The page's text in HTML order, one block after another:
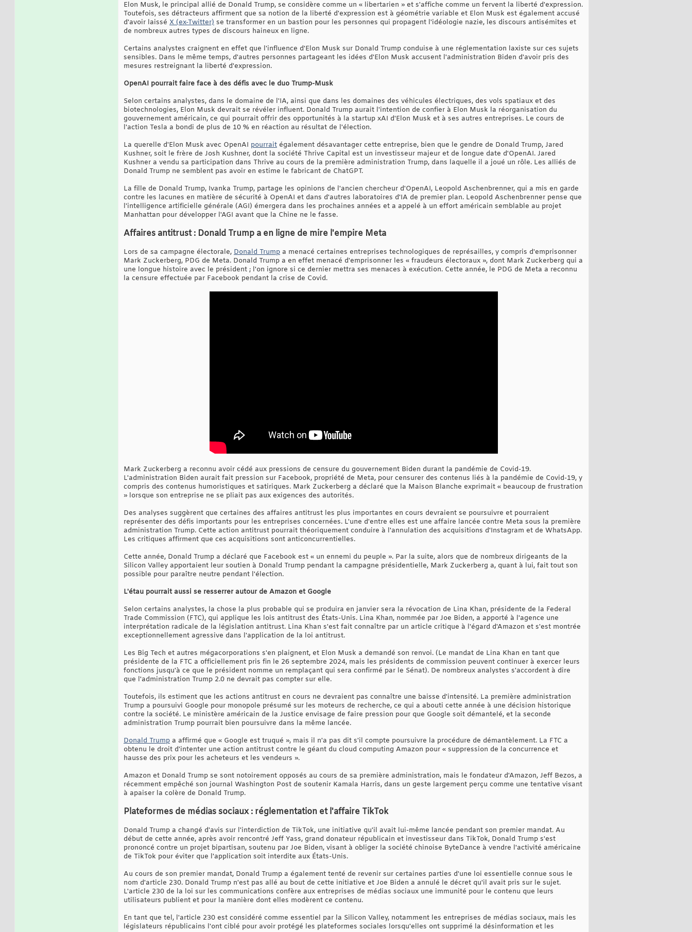
Elon Musk, le principal allié de Donald Trump, se considère comme un « libertarien » et s'affiche comme un fervent la liberté d'expression.
Toutefois, ses détracteurs affirment que sa notion de la liberté d'expression est à géométrie variable et Elon Musk est également accusé
d'avoir laissé X (ex-Twitter) se transformer en un bastion pour les personnes qui propagent l'idéologie nazie, les discours antisémites et
de nombreux autres types de discours haineux en ligne.
Certains analystes craignent en effet que l'influence d'Elon Musk sur Donald Trump conduise à une réglementation laxiste sur ces sujets
sensibles. Dans le même temps, d'autres personnes partageant les idées d'Elon Musk accusent l'administration Biden d'avoir pris des
mesures restreignant la liberté d'expression.
OpenAI pourrait faire face à des défis avec le duo Trump-Musk
Selon certains analystes, dans le domaine de l'IA, ainsi que dans les domaines des véhicules électriques, des vols spatiaux et des
biotechnologies, Elon Musk devrait se révéler influent. Donald Trump aurait l'intention de confier à Elon Musk la réorganisation du
gouvernement américain, ce qui pourrait offrir des opportunités à la startup xAI d'Elon Musk et à ses autres entreprises. Le cours de
l'action Tesla a bondi de plus de 10 % en réaction au résultat de l'élection.
La querelle d'Elon Musk avec OpenAI pourrait également désavantager cette entreprise, bien que le gendre de Donald Trump, Jared
Kushner, soit le frère de Josh Kushner, dont la société Thrive Capital est un investisseur majeur et de longue date d'OpenAI. Jared
Kushner a vendu sa participation dans Thrive au cours de la première administration Trump, dans laquelle il a joué un rôle. Les alliés de
Donald Trump ne semblent pas avoir en estime le fabricant de ChatGPT.
La fille de Donald Trump, Ivanka Trump, partage les opinions de l'ancien chercheur d'OpenAI, Leopold Aschenbrenner, qui a mis en garde
contre les lacunes en matière de sécurité à OpenAI et dans d'autres laboratoires d'IA de premier plan. Leopold Aschenbrenner pense que
l'intelligence artificielle générale (AGI) émergera dans les prochaines années et a appelé à un effort américain semblable au projet
Manhattan pour développer l'AGI avant que la Chine ne le fasse.
Affaires antitrust : Donald Trump a en ligne de mire l'empire Meta
Lors de sa campagne électorale, Donald Trump a menacé certaines entreprises technologiques de représailles, y compris d'emprisonner
Mark Zuckerberg, PDG de Meta. Donald Trump a en effet menacé d'emprisonner les « fraudeurs électoraux », dont Mark Zuckerberg qui a
une longue histoire avec le président ; l'on ignore si ce dernier mettra ses menaces à exécution. Cette année, le PDG de Meta a reconnu
la censure effectuée par Facebook pendant la crise de Covid.
Mark Zuckerberg a reconnu avoir cédé aux pressions de censure du gouvernement Biden durant la pandémie de Covid-19.
L'administration Biden aurait fait pression sur Facebook, propriété de Meta, pour censurer des contenus liés à la pandémie de Covid-19, y
compris des contenus humoristiques et satiriques. Mark Zuckerberg a déclaré que la Maison Blanche exprimait « beaucoup de frustration
» lorsque son entreprise ne se pliait pas aux exigences des autorités.
Des analyses suggèrent que certaines des affaires antitrust les plus importantes en cours devraient se poursuivre et pourraient
représenter des défis importants pour les entreprises concernées. L'une d'entre elles est une affaire lancée contre Meta sous la première
administration Trump. Cette action antitrust pourrait théoriquement conduire à l'annulation des acquisitions d'Instagram et de WhatsApp.
Les critiques affirment que ces acquisitions sont anticoncurrentielles.
Cette année, Donald Trump a déclaré que Facebook est « un ennemi du peuple ». Par la suite, alors que de nombreux dirigeants de la
Silicon Valley apportaient leur soutien à Donald Trump pendant la campagne présidentielle, Mark Zuckerberg a, quant à lui, fait tout son
possible pour paraître neutre pendant l'élection.
L'étau pourrait aussi se resserrer autour de Amazon et Google
Selon certains analystes, la chose la plus probable qui se produira en janvier sera la révocation de Lina Khan, présidente de la Federal
Trade Commission (FTC), qui applique les lois antitrust des États-Unis. Lina Khan, nommée par Joe Biden, a apporté à l'agence une
interprétation radicale de la législation antitrust. Lina Khan s'est fait connaître par un article critique à l'égard d'Amazon et s'est montrée
exceptionnellement agressive dans l'application de la loi antitrust.
Les Big Tech et autres mégacorporations s'en plaignent, et Elon Musk a demandé son renvoi. (Le mandat de Lina Khan en tant que
présidente de la FTC a officiellement pris fin le 26 septembre 2024, mais les présidents de commission peuvent continuer à exercer leurs
fonctions jusqu'à ce que le président nomme un remplaçant qui sera confirmé par le Sénat). De nombreux analystes s'accordent à dire
que l'administration Trump 2.0 ne devrait pas compter sur elle.
Toutefois, ils estiment que les actions antitrust en cours ne devraient pas connaître une baisse d'intensité. La première administration
Trump a poursuivi Google pour monopole présumé sur les moteurs de recherche, ce qui a abouti cette année à une décision historique
contre la société. Le ministère américain de la Justice envisage de faire pression pour que Google soit démantelé, et la seconde
administration Trump pourrait bien poursuivre dans la même lancée.
Donald Trump a affirmé que « Google est truqué », mais il n'a pas dit s'il compte poursuivre la procédure de démantèlement. La FTC a
obtenu le droit d'intenter une action antitrust contre le géant du cloud computing Amazon pour « suppression de la concurrence et
hausse des prix pour les acheteurs et les vendeurs ».
Amazon et Donald Trump se sont notoirement opposés au cours de sa première administration, mais le fondateur d'Amazon, Jeff Bezos, a
récemment empêché son journal Washington Post de soutenir Kamala Harris, dans un geste largement perçu comme une tentative visant
à apaiser la colère de Donald Trump.
Plateformes de médias sociaux : réglementation et l'affaire TikTok
Donald Trump a changé d'avis sur l'interdiction de TikTok, une initiative qu'il avait lui-même lancée pendant son premier mandat. Au
début de cette année, après avoir rencontré Jeff Yass, grand donateur républicain et investisseur dans TikTok, Donald Trump s'est
prononcé contre un projet bipartisan, soutenu par Joe Biden, visant à obliger la société chinoise ByteDance à vendre l'activité américaine
de TikTok pour éviter que l'application soit interdite aux États-Unis.
Au cours de son premier mandat, Donald Trump a également tenté de revenir sur certaines parties d'une loi essentielle connue sous le
nom d'article 230. Donald Trump n'est pas allé au bout de cette initiative et Joe Biden a annulé le décret qu'il avait pris sur le sujet.
L'article 230 de la loi sur les communications confère aux entreprises de médias sociaux une immunité pour le contenu que leurs
utilisateurs publient et pour la manière dont elles modèrent ce contenu.
En tant que tel, l'article 230 est considéré comme essentiel par la Silicon Valley, notamment les entreprises de médias sociaux, mais les
législateurs républicains l'ont ciblé pour avoir protégé les plateformes sociales lorsqu'elles ont supprimé la désinformation et les